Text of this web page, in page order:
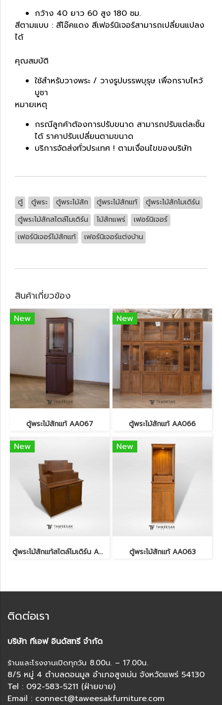
กว้าง 40 ยาว 60 สูง 180 ซม.
สีตามแบบ : สีโอ๊คแดง สีเฟอร์นิเจอร์สามารถเปลี่ยนแปลง
ได้
คุณสมบัติ
ใช้สำหรับวางพระ / วางรูปบรรพบุรุษ เพื่อกราบไหว้
บูชา
หมายเหตุ
กรณีลูกค้าต้องการปรับขนาด สามารถปรับแต่ละชิ้น
ได้ ราคาปรับเปลี่ยนตามขนาด
บริการจัดส่งทั่วประเทศ ! ตามเงื่อนไขของบริษัท
ตู้ ตู้พระ ตู้พระไม้สัก ตู้พระไม้สักแท้
ตู้พระไม้สักโมเดิร์น
ตู้พระไม้สักสไตล์โมเดิร์น
ไม้สักแพร่
เฟอร์นิเจอร์
เฟอร์นิเจอร์ไม้สักแท้
เฟอร์นิเจอร์แต่งบ้าน
สินค้าเกี่ยวข้อง
New
ตู้พระไม้สักแท้ AA067
New
ตู้พระไม้สักแท้ AA066
New
ตู้พระไม้สักแท้สไตล์โมเดิร์น AA057
New
ตู้พระไม้สักแท้ AA063
ติดต่อเรา
บริษัท ทีเอฟ อินดัสทรี จำกัด
ร้านและโรงงานเปิดทุกวัน 8.00น. – 17.00น.
8/5 หมู่ 4 ตำบลดอนมูล อำเภอสูงเม่น จังหวัดแพร่ 54130
Tel : 092-583-5211 (ฝ่ายขาย)
Email : connect@taweesakfurniture.com